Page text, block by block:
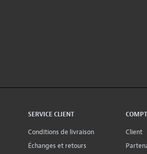
SERVICE CLIENT
Conditions de livraison
Échanges et retours
Client